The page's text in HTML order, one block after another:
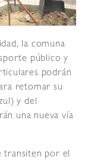
la comuna
público y
podrán
retomar su
y del
una nueva vía
transiten por el